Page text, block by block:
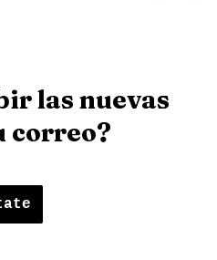
las nuevas
correo?